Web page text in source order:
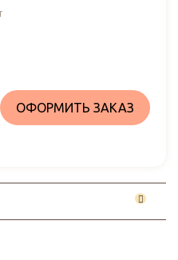
ОФОРМИТЬ ЗАКАЗ